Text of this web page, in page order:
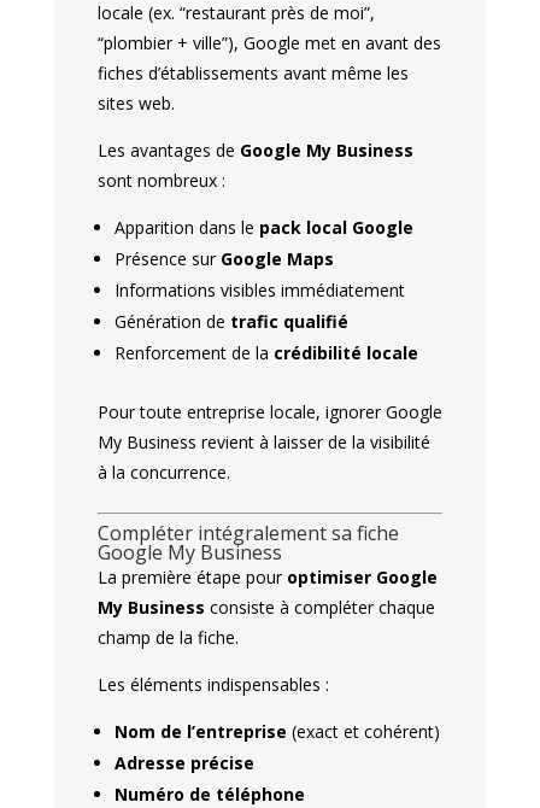
locale (ex. “restaurant près de moi”,
“plombier + ville”), Google met en avant des
fiches d’établissements avant même les
sites web.
Les avantages de Google My Business
sont nombreux :
Apparition dans le pack local Google
Présence sur Google Maps
Informations visibles immédiatement
Génération de trafic qualifié
Renforcement de la crédibilité locale
Pour toute entreprise locale, ignorer Google
My Business revient à laisser de la visibilité
à la concurrence.
Compléter intégralement sa fiche
Google My Business
La première étape pour optimiser Google
My Business consiste à compléter chaque
champ de la fiche.
Les éléments indispensables :
Nom de l’entreprise (exact et cohérent)
Adresse précise
Numéro de téléphone